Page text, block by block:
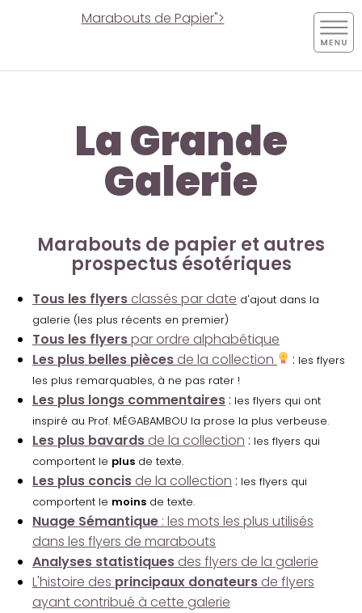
Marabouts de Papier">
La Grande
Galerie
Marabouts de papier et autres
prospectus ésotériques
Tous les flyers classés par date d'ajout dans la
galerie (les plus récents en premier)
Tous les flyerspar ordre alphabétique
Les plus belles pièces de la collection : les flyers
les plus remarquables, à ne pas rater !
Les plus longs commentaires : les flyers qui ont
inspiré au Prof. MÉGABAMBOU la prose la plus verbeuse.
Les plus bavards de la collection : les flyers qui
comportent le plus de texte.
Les plus concis de la collection : les flyers qui
comportent le moins de texte.
Nuage Sémantique : les mots les plus utilisés
dans les flyers de marabouts
Analyses statistiques des flyers de la galerie
L'histoire des principaux donateurs de flyers
ayant contribué à cette galerie